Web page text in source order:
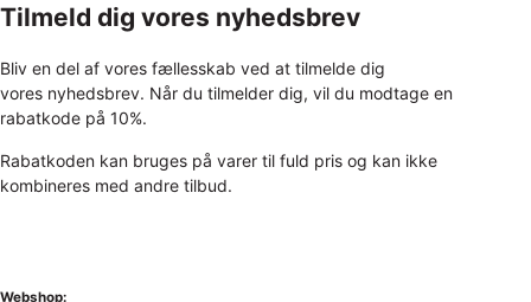
Tilmeld dig vores nyhedsbrev
Bliv en del af vores fællesskab ved at tilmelde dig
vores nyhedsbrev. Når du tilmelder dig, vil du modtage en
rabatkode på 10%.
Rabatkoden kan bruges på varer til fuld pris og kan ikke
kombineres med andre tilbud.
Webshop: